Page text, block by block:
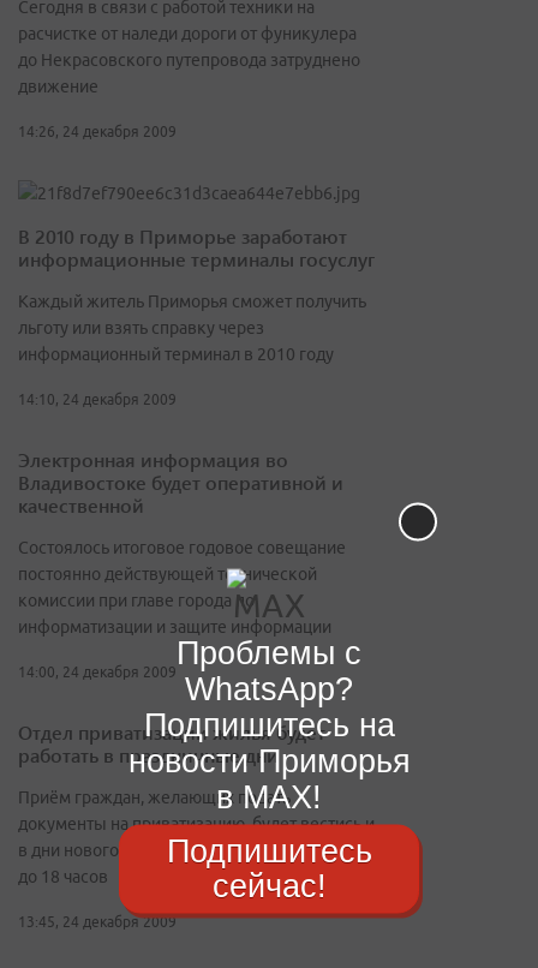
Сегодня в связи с работой техники на
расчистке от наледи дороги от фуникулера
до Некрасовского путепровода затруднено
движение
14:26, 24 декабря 2009
В 2010 году в Приморье заработают
информационные терминалы госуслуг
Каждый житель Приморья сможет получить
льготу или взять справку через
информационный терминал в 2010 году
14:10, 24 декабря 2009
Электронная информация во
Владивостоке будет оперативной и
качественной
Состоялось итоговое годовое совещание
постоянно действующей технической
комиссии при главе города по
информатизации и защите информации
14:00, 24 декабря 2009
Отдел приватизации жилья будет
работать в праздничные дни
Приём граждан, желающих подать
документы на приватизацию, будет вестись и
в дни новогодних каникул – 4, 5, 6 января с 9
до 18 часов
13:45, 24 декабря 2009
Проблемы с
WhatsApp?
Подпишитесь на
новости Приморья
в MAX!
Подпишитесь
сейчас!